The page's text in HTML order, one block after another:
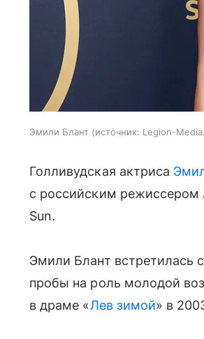
Эмили Блант источник: Legion-
Голливудская актриса
с российским режиссером
Sun.
Эмили Блант встретилась
пробы на роль молодой
в драме «Лев зимой» в